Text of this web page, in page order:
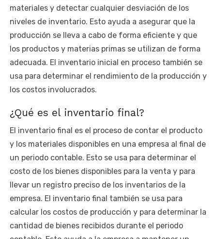
materiales y detectar cualquier desviación de los
niveles de inventario. Esto ayuda a asegurar que la
producción se lleva a cabo de forma eficiente y que
los productos y materias primas se utilizan de forma
adecuada. El inventario inicial en proceso también se
usa para determinar el rendimiento de la producción y
los costos involucrados.
¿Qué es el inventario final?
El inventario final es el proceso de contar el producto
y los materiales disponibles en una empresa al final de
un periodo contable. Esto se usa para determinar el
costo de los bienes disponibles para la venta y para
llevar un registro preciso de los inventarios de la
empresa. El inventario final también se usa para
calcular los costos de producción y para determinar la
cantidad de bienes recibidos durante el periodo